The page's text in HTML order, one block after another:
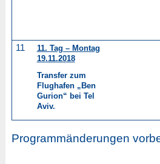
11
11. Tag – Montag
19.11.2018
Transfer zum
Flughafen „Ben
Gurion“ bei Tel
Aviv.
Programmänderungen